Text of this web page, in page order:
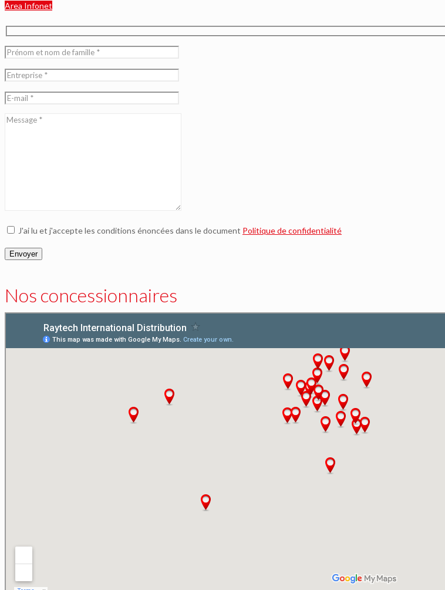
Area Infonet
J'ai lu et j'accepte les conditions énoncées dans le document Politique de confidentialité
Nos concessionnaires